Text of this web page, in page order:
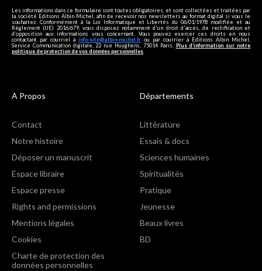
Les informations dans ce formulaire sont toutes obligatoires, et sont collectées et traitées par
la société Editions Albin Michel, afin de recevoir nos newsletters au format digital si vous le
souhaitez. Conformément à la Loi Informatique et Libertés du 06/01/1978 modifiée et au
Règlement (UE) 2016/679, vous disposez notamment d'un droit d'accès, de rectification et
d’opposition aux informations vous concernant. Vous pouvez exercer ces droits en nous
contactant par courriel à info-site@albin-michel.fr ou par courrier à Editions Albin Michel,
Service Communication digitale, 22 rue Huyghens, 75014 Paris. Plus d’information sur notre
politique de protection de vos données personnelles
A Propos
Contact
Notre histoire
Déposer un manuscrit
Espace libraire
Espace presse
Rights and permissions
Mentions légales
Cookies
Charte de protection des
données personnelles
Départements
Littérature
Essais & docs
Sciences humaines
Spiritualités
Pratique
Jeunesse
Beaux livres
BD